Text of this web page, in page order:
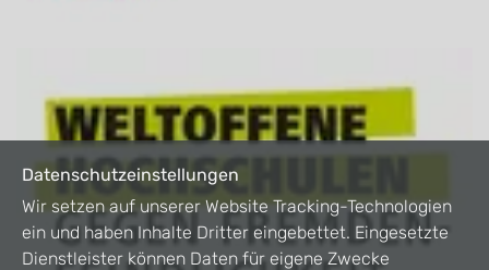
Datenschutzeinstellungen
Wir setzen auf unserer Website Tracking-Technologien
ein und haben Inhalte Dritter eingebettet. Eingesetzte
Dienstleister können Daten für eigene Zwecke